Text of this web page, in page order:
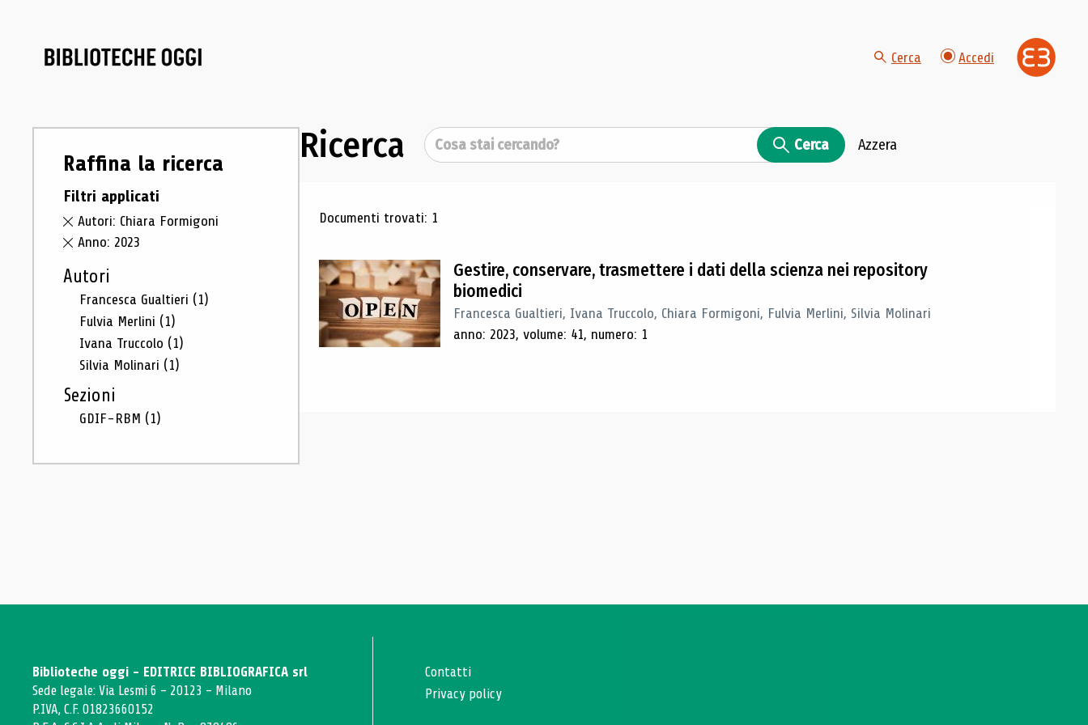
Cerca Accedi
Raffina la ricerca
Filtri applicati
Autori: Chiara Formigoni
Anno: 2023
Autori
Francesca Gualtieri (1)
Fulvia Merlini (1)
Ivana Truccolo (1)
Silvia Molinari (1)
Sezioni
GDIF-RBM (1)
Ricerca Cerca Cerca Azzera
Risultati di ricerca
Documenti trovati: 1
Gestire, conservare, trasmettere i dati della scienza nei repository
biomedici
Francesca Gualtieri, Ivana Truccolo, Chiara Formigoni, Fulvia Merlini, Silvia Molinari
anno: 2023, volume: 41, numero: 1
Biblioteche oggi - EDITRICE BIBLIOGRAFICA srl
Sede legale: Via Lesmi 6 - 20123 - Milano
P.IVA, C.F. 01823660152
Contatti
Privacy policy